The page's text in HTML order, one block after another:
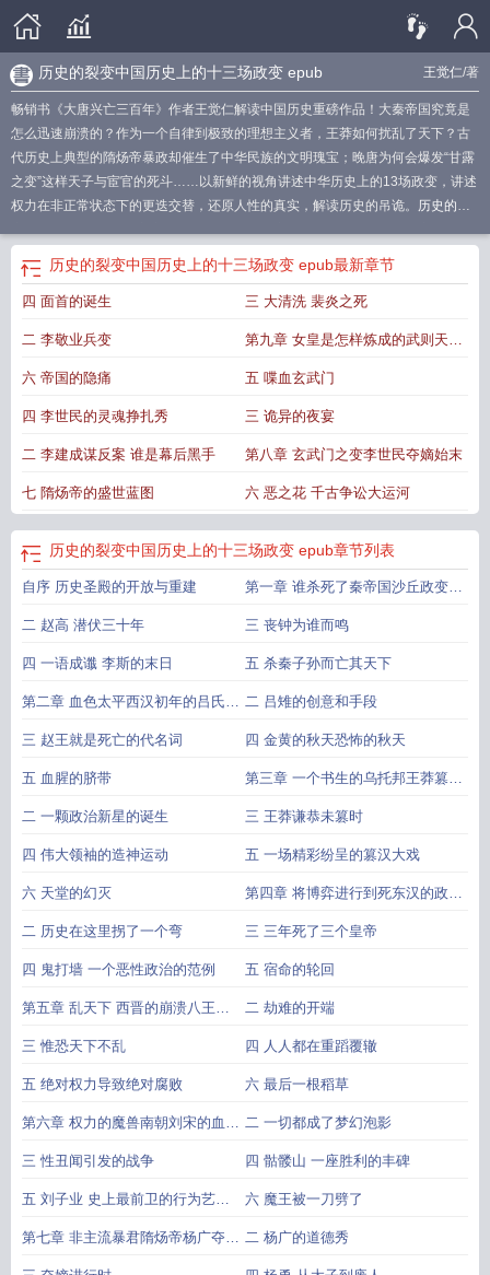
王觉仁/著
历史的裂变中国历史上的十三场政变 epub
畅销书《大唐兴亡三百年》作者王觉仁解读中国历史重磅作品！大秦帝国究竟是
怎么迅速崩溃的？作为一个自律到极致的理想主义者，王莽如何扰乱了天下？古
代历史上典型的隋炀帝暴政却催生了中华民族的文明瑰宝；晚唐为何会爆发“甘露
之变”这样天子与宦官的死斗……以新鲜的视角讲述中华历史上的13场政变，讲述
权力在非正常状态下的更迭交替，还原人性的真实，解读历史的吊诡。 历史的裂
历史的蜕变 历史的变革是什么意思 历史的裂变读后感
觉仁
历史的裂变中国历史上的十三场政变
epub历史的裂变epub 历史的裂变[精品历史变迁是什么意思啊
历史的裂变中国历史上的十三场政变 epub最新章节
四 面首的诞生 三 大清洗 裴炎之死
二 李敬业兵变 第九章 女皇是怎样炼成的武则天篡
唐始末
六 帝国的隐痛 五 喋血玄武门
四 李世民的灵魂挣扎秀 三 诡异的夜宴
二 李建成谋反案 谁是幕后黑手 第八章 玄武门之变李世民夺嫡始末
七 隋炀帝的盛世蓝图 六 恶之花 千古争讼大运河
历史的裂变中国历史上的十三场政变 epub章节列表
自序 历史圣殿的开放与重建 第一章 谁杀死了秦帝国沙丘政变始
末
二 赵高 潜伏三十年 三 丧钟为谁而鸣
四 一语成谶 李斯的末日 五 杀秦子孙而亡其天下
第二章 血色太平西汉初年的吕氏乱
政
二 吕雉的创意和手段
三 赵王就是死亡的代名词 四 金黄的秋天恐怖的秋天
五 血腥的脐带 第三章 一个书生的乌托邦王莽篡汉
始末
二 一颗政治新星的诞生 三 王莽谦恭未篡时
四 伟大领袖的造神运动 五 一场精彩纷呈的篡汉大戏
六 天堂的幻灭 第四章 将博弈进行到死东汉的政治
循环局
二 历史在这里拐了一个弯 三 三年死了三个皇帝
四 鬼打墙 一个恶性政治的范例 五 宿命的轮回
第五章 乱天下 西晋的崩溃八王之
乱始末
二 劫难的开端
三 惟恐天下不乱 四 人人都在重蹈覆辙
五 绝对权力导致绝对腐败 六 最后一根稻草
第六章 权力的魔兽南朝刘宋的血腥
政变
二 一切都成了梦幻泡影
三 性丑闻引发的战争 四 骷髅山 一座胜利的丰碑
五 刘子业 史上最前卫的行为艺术
家
六 魔王被一刀劈了
第七章 非主流暴君隋炀帝杨广夺嫡 二 杨广的道德秀